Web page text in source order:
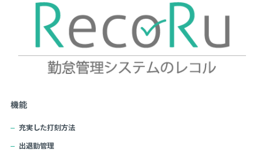
機能
充実した打刻方法
出退勤管理